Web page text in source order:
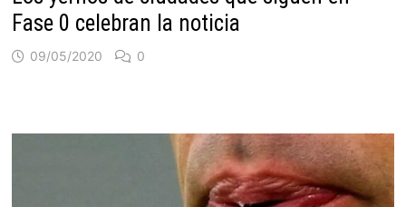
Fase 0 celebran la noticia
09/05/2020 0